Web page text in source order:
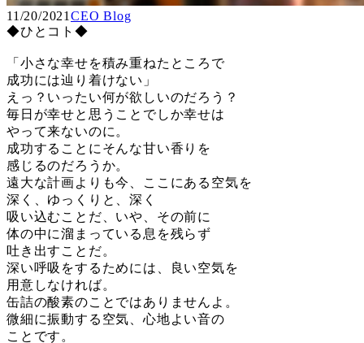
11/20/2021 CEO Blog
◆ひとコト◆
「小さな幸せを積み重ねたところで
成功には辿り着けない」
えっ？いったい何が欲しいのだろう？
毎日が幸せと思うことでしか幸せは
やって来ないのに。
成功することにそんな甘い香りを
感じるのだろうか。
遠大な計画よりも今、ここにある空気を
深く、ゆっくりと、深く
吸い込むことだ、いや、その前に
体の中に溜まっている息を残らず
吐き出すことだ。
深い呼吸をするためには、良い空気を
用意しなければ。
缶詰の酸素のことではありませんよ。
微細に振動する空気、心地よい音の
ことです。